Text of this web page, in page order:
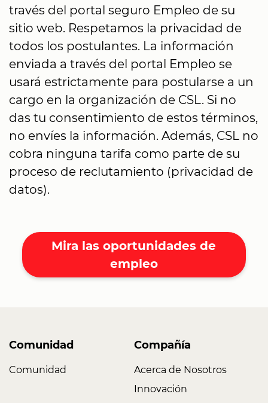
través del portal seguro Empleo de su
sitio web. Respetamos la privacidad de
todos los postulantes. La información
enviada a través del portal Empleo se
usará estrictamente para postularse a un
cargo en la organización de CSL. Si no
das tu consentimiento de estos términos,
no envíes la información. Además, CSL no
cobra ninguna tarifa como parte de su
proceso de reclutamiento (privacidad de
datos).
Mira las oportunidades de
empleo
Comunidad
Comunidad
Compañía
Acerca de Nosotros
Innovación